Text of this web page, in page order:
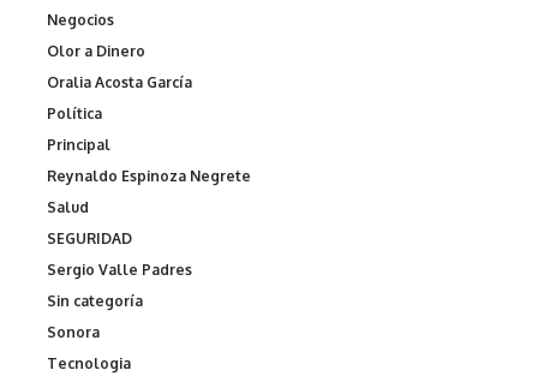
Negocios
Olor a Dinero
Oralia Acosta García
Política
Principal
Reynaldo Espinoza Negrete
Salud
SEGURIDAD
Sergio Valle Padres
Sin categoría
Sonora
Tecnologia